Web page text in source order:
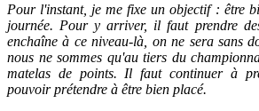
Pour l'instant, je me fixe un objectif : être
journée. Pour y arriver, il faut prendre
enchaîne à ce niveau-là, on ne sera sans
nous ne sommes qu'au tiers du
matelas de points. Il faut continuer à
pouvoir prétendre à être bien placé.